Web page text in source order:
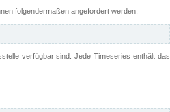
folgendermaßen angefordert werden:
verfügbar sind. Jede Timeseries enthält das